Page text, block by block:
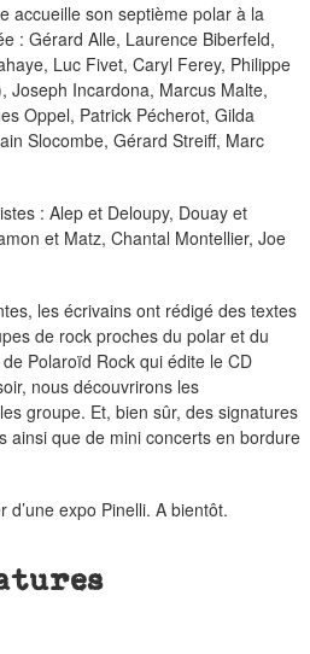
polaroid
famille
blog
stories
accueille son septième polar à la
: Gérard Alle, Laurence Biberfeld,
Luc Fivet, Caryl Ferey, Philippe
Joseph Incardona, Marcus Malte,
Oppel, Patrick Pécherot, Gilda
Slocombe, Gérard Streiff, Marc
: Alep et Deloupy, Douay et
et Matz, Chantal Montellier, Joe
les écrivains ont rédigé des textes
de rock proches du polar et du
Polaroïd Rock qui édite le CD
nous découvrirons les
groupe. Et, bien sûr, des signatures
ainsi que de mini concerts en bordure
d’une expo Pinelli. A bientôt.